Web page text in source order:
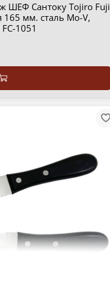
ШЕФ Сантоку Tojiro Fuji
165 мм. сталь Мо-V,
1051